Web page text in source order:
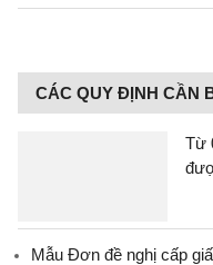
CÁC QUY ĐỊNH CẦN
Từ
Mẫu Đơn đề nghị cấp